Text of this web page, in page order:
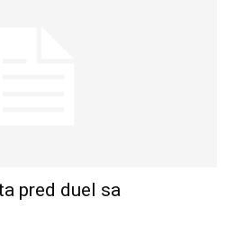
pred duel sa